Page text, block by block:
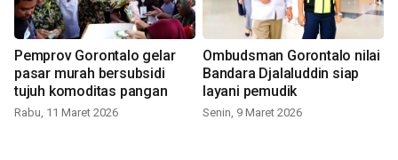
Pemprov Gorontalo gelar
pasar murah bersubsidi
tujuh komoditas pangan
Rabu, 11 Maret 2026
Ombudsman Gorontalo nilai
Bandara Djalaluddin siap
layani pemudik
Senin, 9 Maret 2026